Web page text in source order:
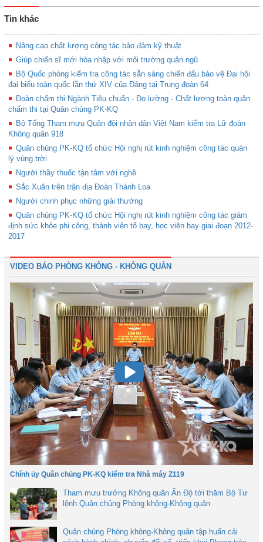
Tin khác
Nâng cao chất lượng công tác bảo đảm kỹ thuật
Giúp chiến sĩ mới hòa nhập với môi trường quân ngũ
Bộ Quốc phòng kiểm tra công tác sẵn sàng chiến đấu bảo vệ Đại hội
đại biểu toàn quốc lần thứ XIV của Đảng tại Trung đoàn 64
Đoàn chấm thi Ngành Tiêu chuẩn - Đo lường - Chất lượng toàn quân
chấm thi tại Quân chủng PK-KQ
Bộ Tổng Tham mưu Quân đội nhân dân Việt Nam kiểm tra Lữ đoàn
Không quân 918
Quân chủng PK-KQ tổ chức Hội nghị rút kinh nghiệm công tác quản
lý vùng trời
Người thầy thuốc tận tâm với nghề
Sắc Xuân trên trận địa Đoàn Thành Loa
Người chinh phục những giải thưởng
Quân chủng PK-KQ tổ chức Hội nghị rút kinh nghiệm công tác giám
định sức khỏe phi công, thành viên tổ bay, học viên bay giai đoạn 2012-
2017
VIDEO BÁO PHÒNG KHÔNG - KHÔNG QUÂN
Chính ủy Quân chủng PK-KQ kiểm tra Nhà máy Z119
Tham mưu trưởng Không quân Ấn Độ tới thăm Bộ Tư
lệnh Quân chủng Phòng không-Không quân
Quân chủng Phòng không-Không quân tập huấn cải